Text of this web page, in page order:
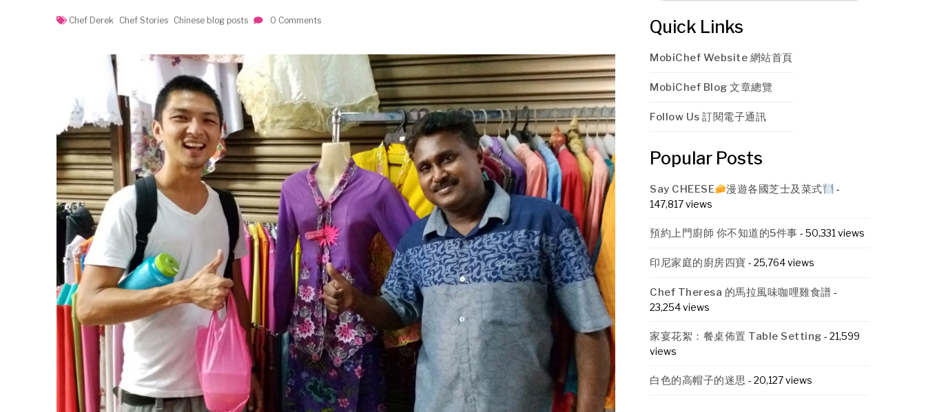
Chef Derek Chef Stories Chinese blog posts 0 Comments Quick Links
MobiChef Website 網站首頁
MobiChef Blog 文章總覽
Follow Us 訂閱電子通訊
Popular Posts
Say CHEESE 漫遊各國芝士及菜式
-
147,817 views
預約上門廚師 你不知道的5件事 - 50,331 views
印尼家庭的廚房四寶 - 25,764 views
Chef Theresa 的馬拉風味咖哩雞食譜 -
23,254 views
家宴花絮：餐桌佈置 Table Setting - 21,599
views
白色的高帽子的迷思 - 20,127 views